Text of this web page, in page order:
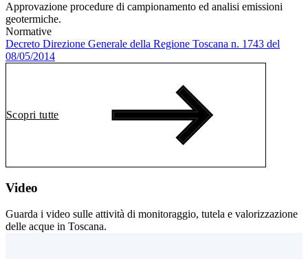
Approvazione procedure di campionamento ed analisi emissioni
geotermiche.
Normative
Decreto Direzione Generale della Regione Toscana n. 1743 del
08/05/2014
Scopri tutte
Video
Guarda i video sulle attività di monitoraggio, tutela e valorizzazione
delle acque in Toscana.